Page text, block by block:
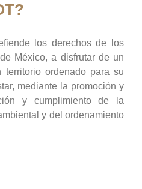
los derechos de los
México, a disfrutar de un
ordenado para su
mediante la promoción y
y cumplimiento de la
y del ordenamiento